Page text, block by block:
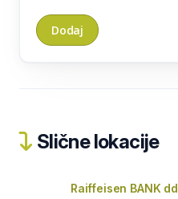
Slične lokacije
Raiffeisen BANK dd